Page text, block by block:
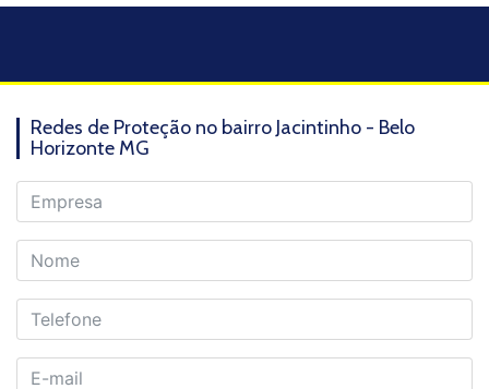
Redes de Proteção no bairro Jacintinho - Belo
Horizonte MG